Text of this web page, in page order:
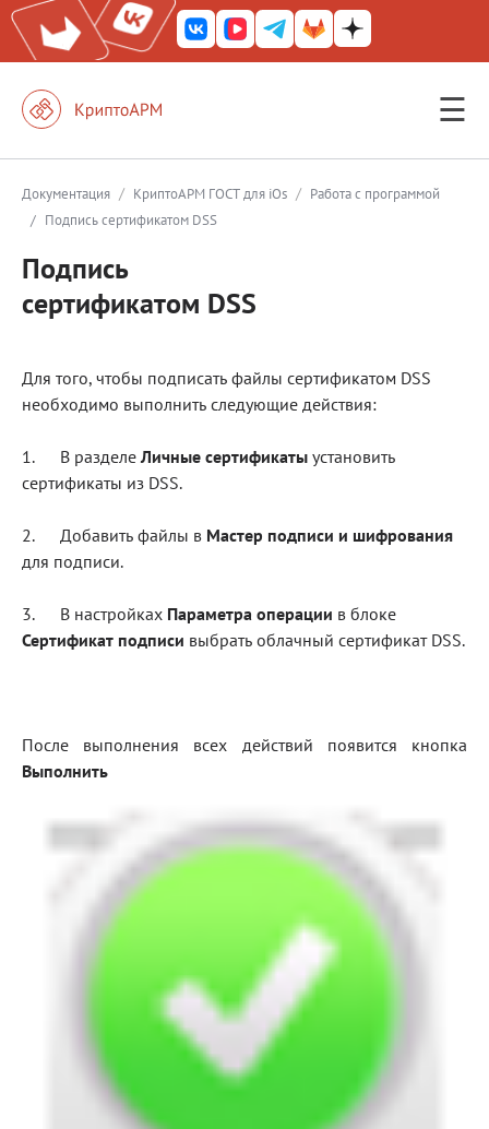
☰
КриптоАРМ
КриптоАРМ Mobile
КриптоАРМ Документы
Магазин
Документация / КриптоАРМ ГОСТ для iOs / Работа с программой
/ Подпись сертификатом DSS
Подпись
сертификатом DSS
Для того, чтобы подписать файлы сертификатом DSS
необходимо выполнить следующие действия:
1. В разделеЛичные сертификаты установить
сертификаты из DSS.
2. Добавить файлы в Мастер подписи и шифрования
для подписи.
3. В настройках Параметра операции в блоке
Сертификат подписи выбрать облачный сертификат DSS.
После выполнения всех действий появится кнопка
Выполнить